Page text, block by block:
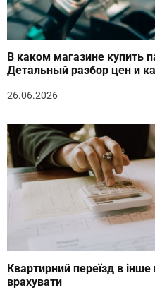
В каком магазине купить
Детальный разбор цен и
26.06.2026
Квартирний переїзд в
врахувати